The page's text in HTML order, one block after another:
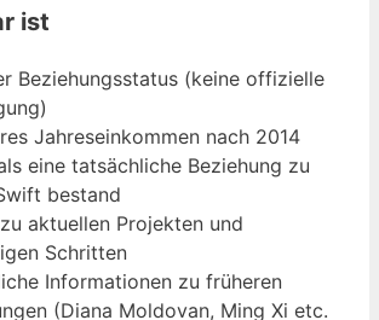
ist
Beziehungsstatus (keine offizielle
Jahreseinkommen nach 2014
eine tatsächliche Beziehung zu
bestand
aktuellen Projekten und
Schritten
Informationen zu früheren
(Diana Moldovan, Ming Xi etc.